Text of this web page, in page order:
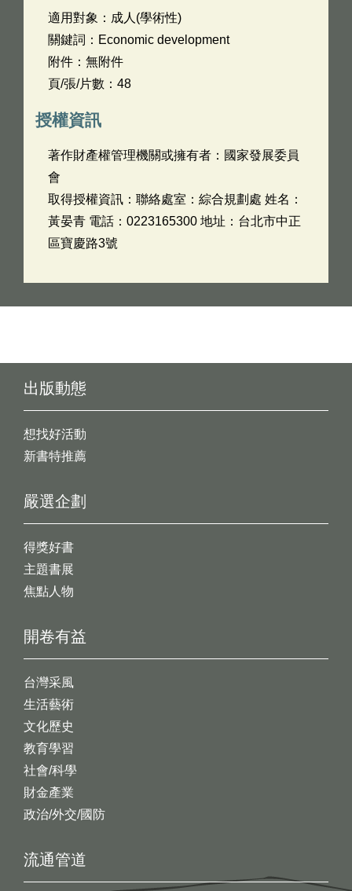
適用對象：成人(學術性)
關鍵詞：Economic development
附件：無附件
頁/張/片數：48
授權資訊
著作財產權管理機關或擁有者：國家發展委員
會
取得授權資訊：聯絡處室：綜合規劃處 姓名：
黃晏青 電話：0223165300 地址：台北市中正
區寶慶路3號
出版動態
想找好活動
新書特推薦
開卷有益
台灣采風
生活藝術
文化歷史
教育學習
社會/科學
財金產業
政治/外交/國防
嚴選企劃
得獎好書
主題書展
焦點人物
流通管道